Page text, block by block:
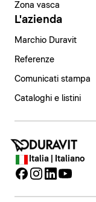
Zona vasca
L'azienda
Marchio Duravit
Referenze
Comunicati stampa
Cataloghi e listini
Italia | Italiano